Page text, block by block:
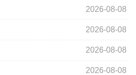
2026-08-08
2026-08-08
2026-08-08
2026-08-08